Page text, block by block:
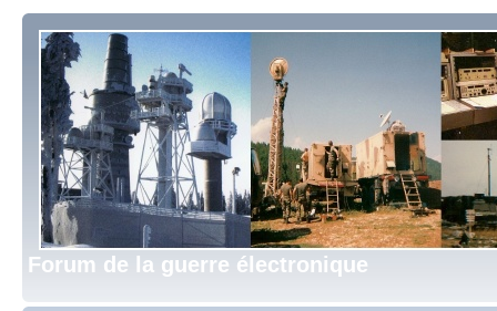
Forum de la guerre électronique